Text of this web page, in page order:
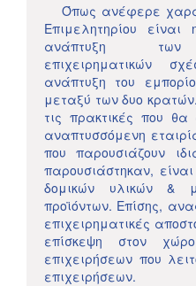
Όπως ανέφερε
Επιμελητηρίου
ανάπτυξη των
επιχειρηματικών
ανάπτυξη του
μεταξύ των δυο
τις πρακτικές που
αναπτυσσόμενη
που παρουσιάζουν
παρουσιάστηκαν,
δομικών υλικών &
προϊόντων. Επίσης,
επιχειρηματικές
επίσκεψη στον
επιχειρήσεων που
επιχειρήσεων.